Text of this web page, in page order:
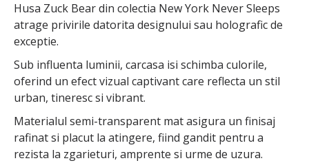
Husa Zuck Bear din colectia New York Never Sleeps
atrage privirile datorita designului sau holografic de
exceptie.
Sub influenta luminii, carcasa isi schimba culorile,
oferind un efect vizual captivant care reflecta un stil
urban, tineresc si vibrant.
Materialul semi-transparent mat asigura un finisaj
rafinat si placut la atingere, fiind gandit pentru a
rezista la zgarieturi, amprente si urme de uzura.